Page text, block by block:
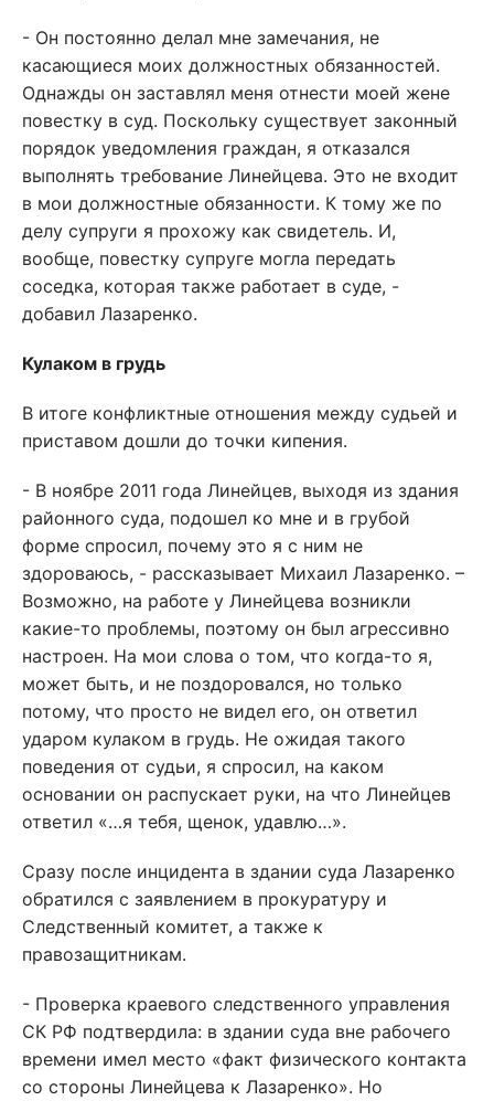
- Он постоянно делал мне замечания, не
касающиеся моих должностных обязанностей.
Однажды он заставлял меня отнести моей жене
повестку в суд. Поскольку существует законный
порядок уведомления граждан, я отказался
выполнять требование Линейцева. Это не входит
в мои должностные обязанности. К тому же по
делу супруги я прохожу как свидетель. И,
вообще, повестку супруге могла передать
соседка, которая также работает в суде, -
добавил Лазаренко.
Кулаком в грудь
В итоге конфликтные отношения между судьей и
приставом дошли до точки кипения.
- В ноябре 2011 года Линейцев, выходя из здания
районного суда, подошел ко мне и в грубой
форме спросил, почему это я с ним не
здороваюсь, - рассказывает Михаил Лазаренко. –
Возможно, на работе у Линейцева возникли
какие-то проблемы, поэтому он был агрессивно
настроен. На мои слова о том, что когда-то я,
может быть, и не поздоровался, но только
потому, что просто не видел его, он ответил
ударом кулаком в грудь. Не ожидая такого
поведения от судьи, я спросил, на каком
основании он распускает руки, на что Линейцев
ответил «…я тебя, щенок, удавлю…».
Сразу после инцидента в здании суда Лазаренко
обратился с заявлением в прокуратуру и
Следственный комитет, а также к
правозащитникам.
- Проверка краевого следственного управления
СК РФ подтвердила: в здании суда вне рабочего
времени имел место «факт физического контакта
со стороны Линейцева к Лазаренко». Но